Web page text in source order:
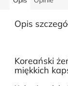
Opis
Koreański
miękkich